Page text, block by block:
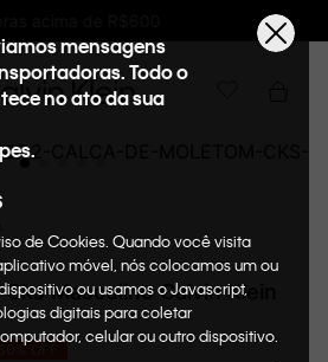
10% de GIFTBACK em todas as compras
mensagens
Todo o
no ato da sua
de Cookies. Quando você visita
móvel, nós colocamos um ou
ou usamos o Javascript,
digitais para coletar
celular ou outro dispositivo.
Masculino Calvin Klein
30%